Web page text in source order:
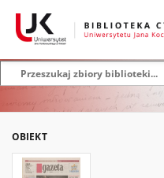
OBIEKT